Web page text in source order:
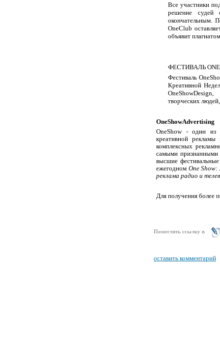
Все участники
решение судей
окончательным.
OneClub
объявит
ФЕСТИВАЛЬ ONE
ФестивальOne
Креативной
OneShowDesign
творческих
OneShowAdvertising
OneShow- один из
креативной
комплексных
самыми
высшие
ежегодном One
реклама радио и
Для получения более
Поместить ссылку в
оставить комментарий